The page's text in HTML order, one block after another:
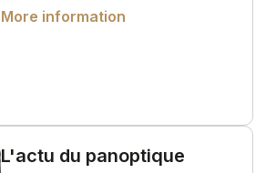
More information
L'actu du panoptique